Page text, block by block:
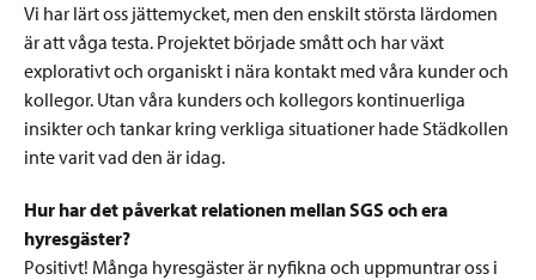
Vi har lärt oss jättemycket, men den enskilt största lärdomen
är att våga testa. Projektet började smått och har växt
explorativt och organiskt i nära kontakt med våra kunder och
kollegor. Utan våra kunders och kollegors kontinuerliga
insikter och tankar kring verkliga situationer hade Städkollen
inte varit vad den är idag.
Hur har det påverkat relationen mellan SGS och era
hyresgäster?
Positivt! Många hyresgäster är nyfikna och uppmuntrar oss i